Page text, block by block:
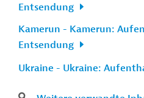
Entsendung
Kamerun - Kamerun:
Entsendung
Ukraine - Ukraine: